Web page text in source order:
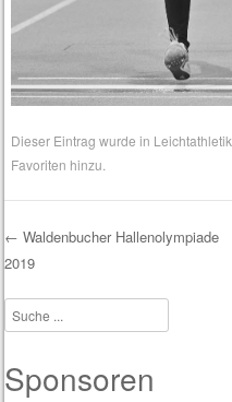
Dieser Eintrag wurde in Leichtathletik
Favoriten hinzu.
Post navigation
← Waldenbucher Hallenolympiade
2019
Suche
Sponsoren